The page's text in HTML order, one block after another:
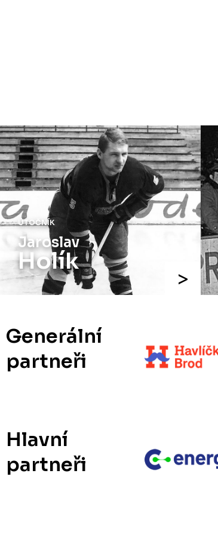
ÚTOČNÍK
Jaroslav
Holík
Generální
partneři
Hlavní
partneři